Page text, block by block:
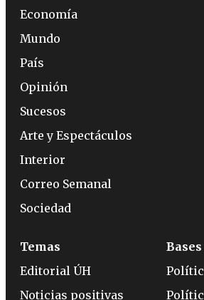
Economía
Mundo
País
Opinión
Sucesos
Arte y Espectáculos
Interior
Correo Semanal
Sociedad
Temas
Editorial ÚH
Noticias positivas